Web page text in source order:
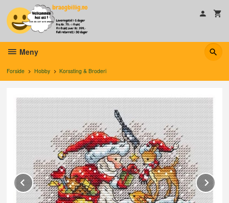
innholdet
Meny
Forside Hobby Korssting & Broderi
Prev